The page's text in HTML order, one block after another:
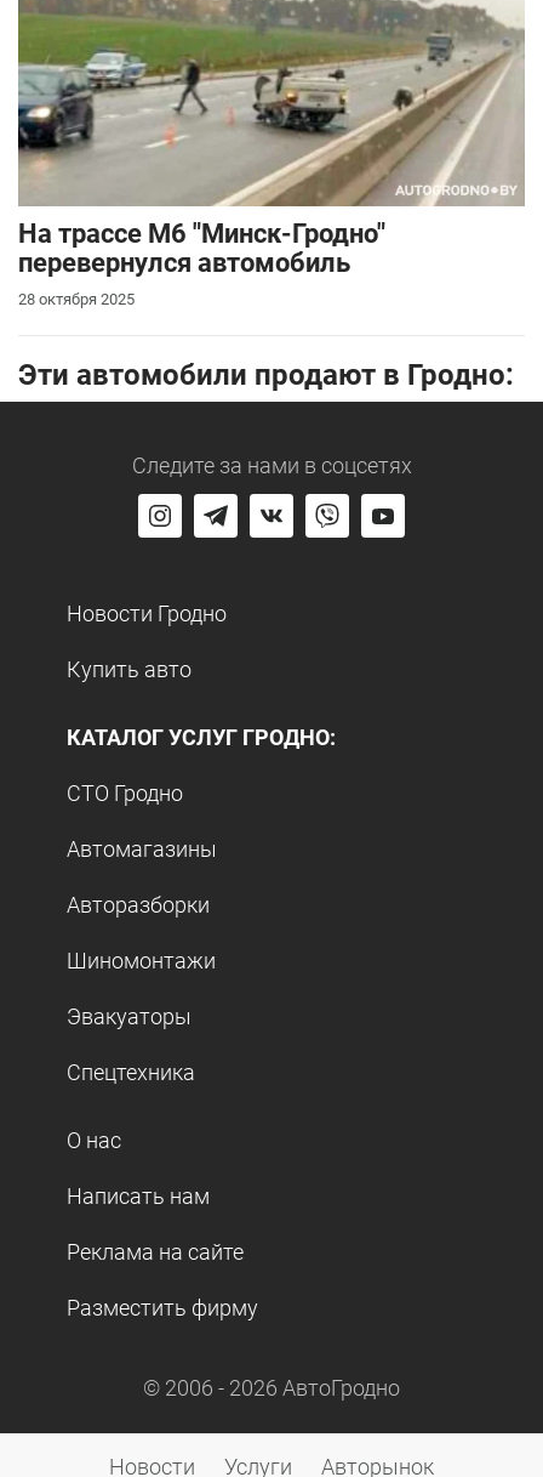
На трассе М6 "Минск-Гродно"
перевернулся автомобиль
28 октября 2025
Эти автомобили продают в Гродно:
Следите за нами в соцсетях
Новости Гродно
Купить авто
КАТАЛОГ УСЛУГ ГРОДНО:
СТО Гродно
Автомагазины
Авторазборки
Шиномонтажи
Эвакуаторы
Спецтехника
О нас
Написать нам
Реклама на сайте
Разместить фирму
© 2006 - 2026 АвтоГродно
Новости Услуги Авторынок